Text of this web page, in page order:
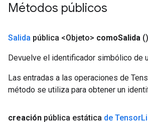
Métodos públicos
Salida pública <Objeto> comoSalida ()
Devuelve el identificador simbólico de
Las entradas a las operaciones de
método se utiliza para obtener un
creación pública estática de Tensor